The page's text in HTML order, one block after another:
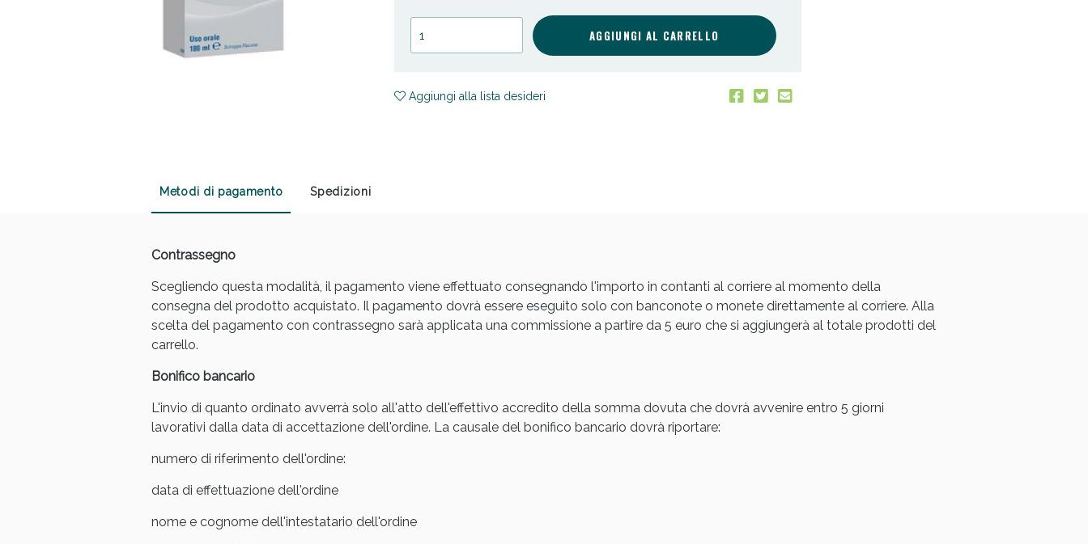
AGGIUNGI AL CARRELLO
Aggiungi alla lista desideri
Metodi di pagamento Spedizioni
Contrassegno
Scegliendo questa modalità, il pagamento viene effettuato consegnando l'importo in contanti al corriere al momento della
consegna del prodotto acquistato. Il pagamento dovrà essere eseguito solo con banconote o monete direttamente al corriere. Alla
scelta del pagamento con contrassegno sarà applicata una commissione a partire da 5 euro che si aggiungerà al totale prodotti del
carrello.
Bonifico bancario
L'invio di quanto ordinato avverrà solo all'atto dell'effettivo accredito della somma dovuta che dovrà avvenire entro 5 giorni
lavorativi dalla data di accettazione dell'ordine. La causale del bonifico bancario dovrà riportare:
numero di riferimento dell'ordine:
data di effettuazione dell'ordine
nome e cognome dell'intestatario dell'ordine
Anticellulite e Fanghi: Sconto fino al 40% valido oggi!